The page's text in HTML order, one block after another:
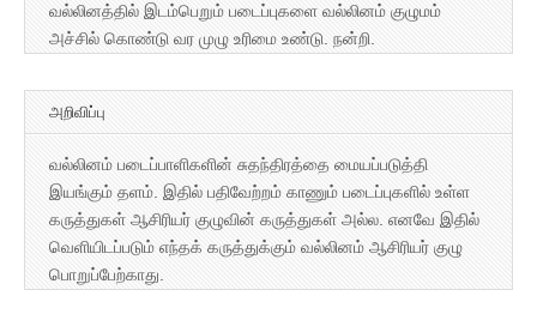
வல்லினத்தில் இடம்பெறும் படைப்புகளை வல்லினம் குழுமம்
அச்சில் கொண்டு வர முழு உரிமை உண்டு. நன்றி.
அறிவிப்பு
வல்லினம் படைப்பாளிகளின் சுதந்திரத்தை மையப்படுத்தி
இயங்கும் தளம். இதில் பதிவேற்றம் காணும் படைப்புகளில் உள்ள
கருத்துகள் ஆசிரியர் குழுவின் கருத்துகள் அல்ல. எனவே இதில்
வெளியிடப்படும் எந்தக் கருத்துக்கும் வல்லினம் ஆசிரியர் குழு
பொறுப்பேற்காது.